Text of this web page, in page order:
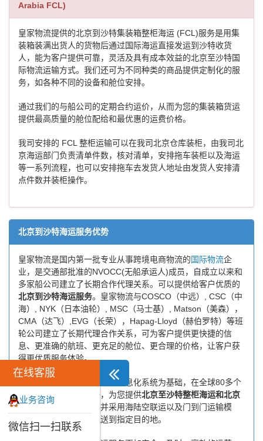
Arabia FCL)
皇家物流提供的北京到沙特集装箱整柜海运 (FCL)服务是用集
装箱装满出货人的货物后通过国际海运直接发运到沙特收货
人，能为客户提供可靠，灵活及具有成本效益的北京至沙特国
际物流运输方式。我们还可为不同种类的商品提供定制化的服
务，如各种不同的设备和舱位安排。
通过我们的与船公司的定期合约运价，从而为您的集装箱货运
提供最高质量的舱位配给和最优惠的运费价格。
我司安排的 FCL 整柜运输可以在我司北京仓库装柜，由我司北
京海运部门负责清单件数，核对清单，安排拖车装柜以及海运
等一系列流程，也可以安排拖车去发货人地址由发货人安排清
点件数并装柜操作。
北京到沙特海运服务优势
皇家物流是国内第一批专业从事跨境电商物流的国际物流企
业，是交通部批准的NVOCC(无船承运人)成员，自成立以来和
多家船公司建立了长期合作代理关系。可以提供给客户优质的
北京到沙特海运服务。皇家物流与COSCO（中远）, CSC（中
海）, NYK（日本油轮）, MSC（马士基）, Matson（美森），
CMA（达飞）,EVG（长荣），Hapag-Lloyd（赫伯罗特）等班
轮公司建立了长期代理合作关系，可为客户提供更快捷的信
息、更准确的航班、更充足的舱位、更合理的价格，让客户获
得更优质服务体验。
皇家物流以自主研发的物流信息化系统为基础，在全球80多个
国家有自己的代理网络，为您提供北京至沙特整柜海运和北京
至沙特拼箱海运服务
，并采用海陆空联运以及门到门运输模
式，将货物安全快捷地送到指定目的地。
在线客服
业务咨询
微信扫一扫联系